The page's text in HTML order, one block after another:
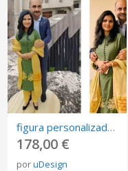
figura personalizada de fotos, 3D retrato Biscuit, muñeca de arte mini me personalizada
178,00 €
poruDesign